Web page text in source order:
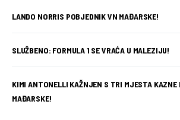
LANDO NORRIS POBJEDNIK VN MAĐARSKE!
SLUŽBENO: FORMULA 1 SE VRAĆA U MALEZIJU!
KIMI ANTONELLI KAŽNJEN S TRI MJESTA KAZNE
MAĐARSKE!